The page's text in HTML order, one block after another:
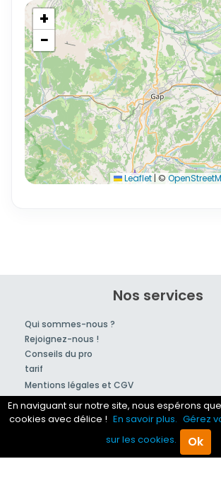
Trouver pro Questions
+
−
Leaflet | ©
Nos services
Qui sommes-nous ?
Rejoignez-nous !
Conseils du pro
tarif
Mentions légales et CGV
Partenaires
© 2007-2026 Hotzic
En naviguant sur notre site, nous espérons
cookies avec délice ! En savoir plus. Gérez
sur les cookies.
Ok